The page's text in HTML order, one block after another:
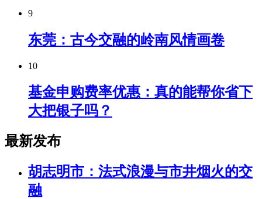
9
东莞：古今交融的岭南风情画卷
10
基金申购费率优惠：真的能帮你省下
大把银子吗？
最新发布
胡志明市：法式浪漫与市井烟火的交
融